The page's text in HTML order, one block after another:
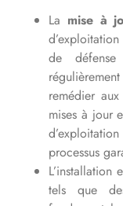
La mise à
de défense
remédier
mises à jour
processus
L’installation
tels que